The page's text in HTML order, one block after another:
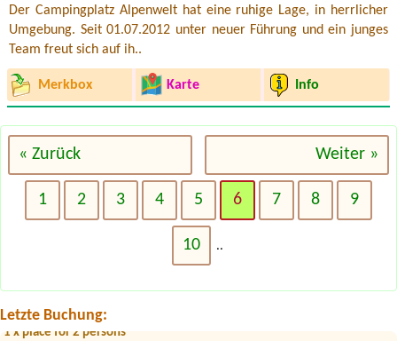
Der Campingplatz Alpenwelt hat eine ruhige Lage, in herrlicher
Umgebung. Seit 01.07.2012 unter neuer Führung und ein junges
Team freut sich auf ih..
Merkbox Karte Info
« Zurück Weiter »
1 2 3 4 5 6 7 8 9
10 ..
Letzte Buchung:
Strandcafé Leimüller Camping
1xPlatz für 3 Erwachsene, 1 Hund
Termin ab 2026-08-04 |
1 x place for 2 persons